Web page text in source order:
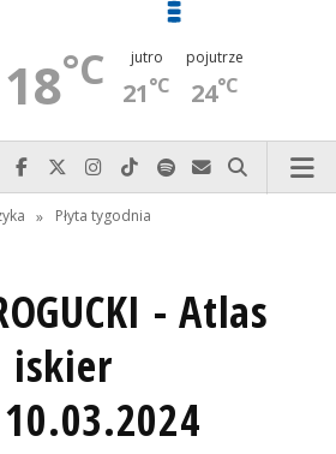
18°C jutro
21°C
pojutrze
24°C
Najlepiej po prostu do nas zadzwoń
Odwiedź nas na Facebook-u
Odwiedź nas na X
Odwiedź nas na Instagram-ie
Odwiedź nas na TikTok-u
Szukaj nas na Spotify
Wyślij do nas
Szukaj
» Płyta tygodnia
- Atlas
iskier